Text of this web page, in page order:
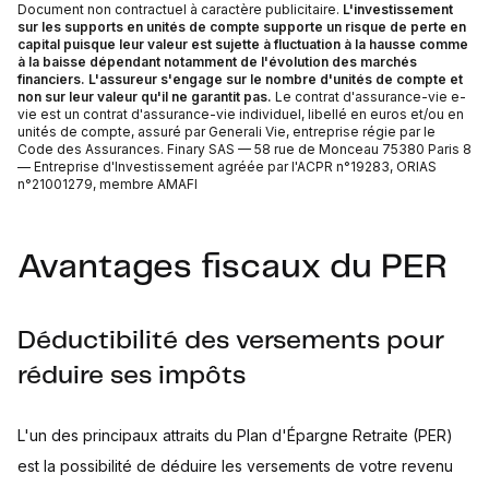
Document non contractuel à caractère publicitaire. L'investissement
sur les supports en unités de compte supporte un risque de perte en
capital puisque leur valeur est sujette à fluctuation à la hausse comme
à la baisse dépendant notamment de l'évolution des marchés
financiers. L'assureur s'engage sur le nombre d'unités de compte et
non sur leur valeur qu'il ne garantit pas. Le contrat d'assurance-vie e-
vie est un contrat d'assurance-vie individuel, libellé en euros et/ou en
unités de compte, assuré par Generali Vie, entreprise régie par le
Code des Assurances. Finary SAS — 58 rue de Monceau 75380 Paris 8
— Entreprise d'Investissement agréée par l'ACPR n°19283, ORIAS
n°21001279, membre AMAFI
Avantages fiscaux du PER
Déductibilité des versements pour
réduire ses impôts
L'un des principaux attraits du Plan d'Épargne Retraite (PER)
est la possibilité de déduire les versements de votre revenu